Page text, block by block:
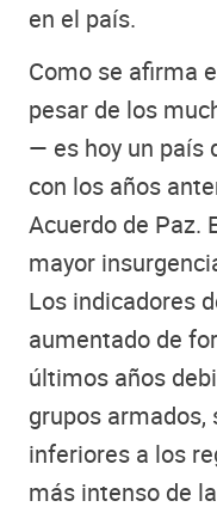
en el país.
Como se afirma
pesar de los
— es hoy un país
con los años
Acuerdo de Paz.
mayor
Los indicadores
aumentado de
últimos años
grupos armados,
inferiores a los
más intenso de